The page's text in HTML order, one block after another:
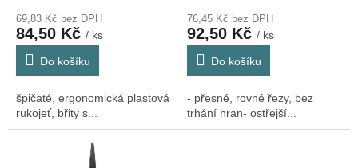
69,83 Kč bez DPH
84,50 Kč / ks
Do košíku
špičaté, ergonomická plastová
rukojeť, břity s...
76,45 Kč bez DPH
92,50 Kč / ks
Do košíku
- přesné, rovné řezy, bez
trhání hran- ostřejší...